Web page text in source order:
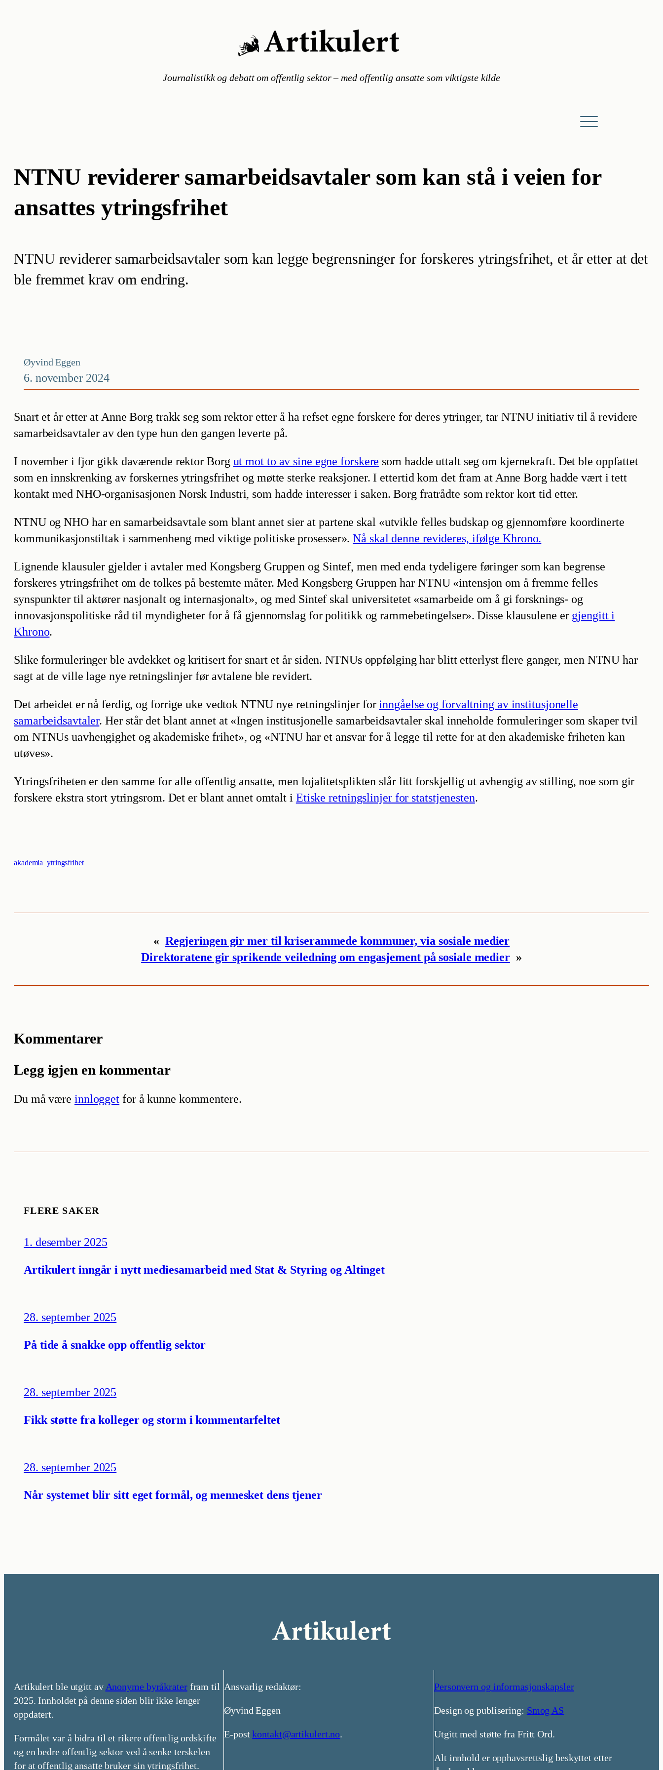
Journalistikk og debatt om offentlig sektor – med offentlig ansatte som viktigste kilde
NTNU reviderer samarbeidsavtaler som kan stå i veien for
ansattes ytringsfrihet
NTNU reviderer samarbeidsavtaler som kan legge begrensninger for forskeres ytringsfrihet, et år etter at det
ble fremmet krav om endring.
Øyvind Eggen
6. november 2024
Snart et år etter at Anne Borg trakk seg som rektor etter å ha refset egne forskere for deres ytringer, tar NTNU initiativ til å revidere
samarbeidsavtaler av den type hun den gangen leverte på.
I november i fjor gikk daværende rektor Borg ut mot to av sine egne forskere som hadde uttalt seg om kjernekraft. Det ble oppfattet
som en innskrenking av forskernes ytringsfrihet og møtte sterke reaksjoner. I ettertid kom det fram at Anne Borg hadde vært i tett
kontakt med NHO-organisasjonen Norsk Industri, som hadde interesser i saken. Borg fratrådte som rektor kort tid etter.
NTNU og NHO har en samarbeidsavtale som blant annet sier at partene skal «utvikle felles budskap og gjennomføre koordinerte
kommunikasjonstiltak i sammenheng med viktige politiske prosesser».Nå skal denne revideres, ifølge Khrono.
Lignende klausuler gjelder i avtaler med Kongsberg Gruppen og Sintef, men med enda tydeligere føringer som kan begrense
forskeres ytringsfrihet om de tolkes på bestemte måter. Med Kongsberg Gruppen har NTNU «intensjon om å fremme felles
synspunkter til aktører nasjonalt og internasjonalt», og med Sintef skal universitetet «samarbeide om å gi forsknings- og
innovasjonspolitiske råd til myndigheter for å få gjennomslag for politikk og rammebetingelser». Disse klausulene er gjengitt i
Khrono.
Slike formuleringer ble avdekket og kritisert for snart et år siden. NTNUs oppfølging har blitt etterlyst flere ganger, men NTNU har
sagt at de ville lage nye retningslinjer før avtalene ble revidert.
Det arbeidet er nå ferdig, og forrige uke vedtok NTNU nye retningslinjer forinngåelse og forvaltning av institusjonelle
samarbeidsavtaler. Her står det blant annet at «Ingen institusjonelle samarbeidsavtaler skal inneholde formuleringer som skaper tvil
om NTNUs uavhengighet og akademiske frihet», og «NTNU har et ansvar for å legge til rette for at den akademiske friheten kan
utøves».
Ytringsfriheten er den samme for alle offentlig ansatte, men lojalitetsplikten slår litt forskjellig ut avhengig av stilling, noe som gir
forskere ekstra stort ytringsrom. Det er blant annet omtalt i Etiske retningslinjer for statstjenesten.
akademia ytringsfrihet
« Regjeringen gir mer til kriserammede kommuner, via sosiale medier
Direktoratene gir sprikende veiledning om engasjement på sosiale medier »
Kommentarer
Legg igjen en kommentar
Du må være innlogget for å kunne kommentere.
FLERE SAKER
1. desember 2025
Artikulert inngår i nytt mediesamarbeid med Stat & Styring og Altinget
28. september 2025
På tide å snakke opp offentlig sektor
28. september 2025
Fikk støtte fra kolleger og storm i kommentarfeltet
28. september 2025
Når systemet blir sitt eget formål, og mennesket dens tjener
Artikulert ble utgitt av Anonyme byråkraterfram til
2025. Innholdet på denne siden blir ikke lenger
oppdatert.
Formålet var å bidra til et rikere offentlig ordskifte
og en bedre offentlig sektor ved å senke terskelen
for at offentlig ansatte bruker sin ytringsfrihet.
Ansvarlig redaktør:
Øyvind Eggen
E-postkontakt@artikulert.no.
Personvern og informasjonskapsler
Design og publisering: Smog AS
Utgitt med støtte fra Fritt Ord.
Alt innhold er opphavsrettslig beskyttet etter